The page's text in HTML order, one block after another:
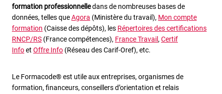
formation professionnelledans de nombreuses bases de
données, telles queAgora (Ministère du travail), Mon compte
formation (Caisse des dépôts), les Répertoires des certifications
RNCP/RS (France compétences), France Travail , Certif
Infoet Offre Info (Réseau des Carif-Oref), etc.
Le Formacode® est utile aux entreprises, organismes de
formation, financeurs, conseillers d’orientation et relais